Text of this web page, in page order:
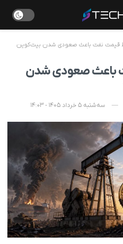
قیمت نفت باعث صعودی شدن بیت‌کوین
باعث صعودی شدن
سه‌شنبه 5 خرداد 1405 - 14:03